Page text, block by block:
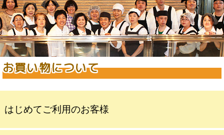
お買い物について
はじめてご利用のお客様